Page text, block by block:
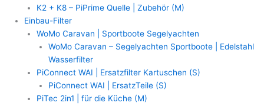
K2 + K8 – PiPrime Quelle | Zubehör (M)
Einbau-Filter
WoMo Caravan | Sportboote Segelyachten
WoMo Caravan – Segelyachten Sportboote | Edelstahl
Wasserfilter
PiConnect WAI | Ersatzfilter Kartuschen (S)
PiConnect WAI | ErsatzTeile (S)
PiTec 2in1 | für die Küche (M)